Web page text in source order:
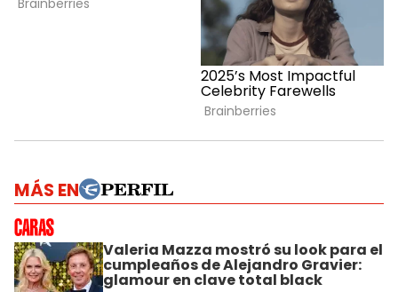
MÁS EN
Valeria Mazza mostró su look para el
cumpleaños de Alejandro Gravier:
glamour en clave total black